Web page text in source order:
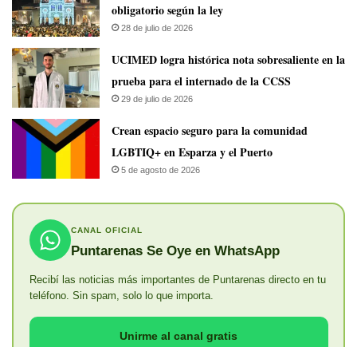
obligatorio según la ley
28 de julio de 2026
UCIMED logra histórica nota sobresaliente en la
prueba para el internado de la CCSS
29 de julio de 2026
Crean espacio seguro para la comunidad
LGBTIQ+ en Esparza y el Puerto
5 de agosto de 2026
CANAL OFICIAL
Puntarenas Se Oye en WhatsApp
Recibí las noticias más importantes de Puntarenas directo en tu
teléfono. Sin spam, solo lo que importa.
Unirme al canal gratis